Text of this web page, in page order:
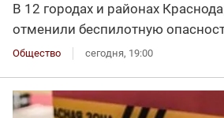
В 12 городах и районах
отменили беспилотную
Общество сегодня, 19:00